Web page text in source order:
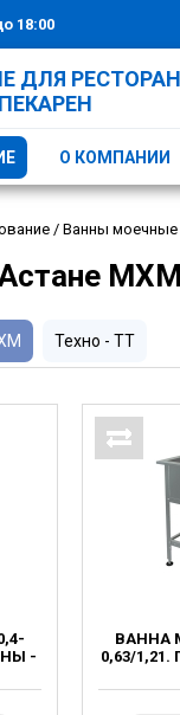
18:00
ДЛЯ
О КОМПАНИИ
/ Ванны моечные
МХМ
Техно - ТТ
-
ВАННА
0,63/